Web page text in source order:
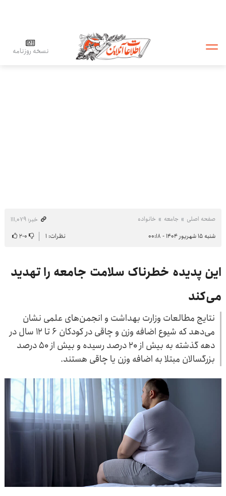
نسخه روزنامه
صفحه اصلی جامعه خانواده
خبر: ۱۱۱٬۰۷۹
شنبه ۱۵ شهریور ۱۴۰۴ - ۰۰:۱۸
نظرات: ۱ ۰-۲
این پدیده خطرناک سلامت جامعه را تهدید
می‌کند
نتایج مطالعات وزارت بهداشت و انجمن‌های علمی نشان
می‌دهد که شیوع اضافه وزن و چاقی در کودکان ۶ تا ۱۲ سال در
دهه گذشته به بیش از ۲۰ درصد رسیده و بیش از ۵۰ درصد
بزرگسالان مبتلا به اضافه وزن یا چاقی هستند.